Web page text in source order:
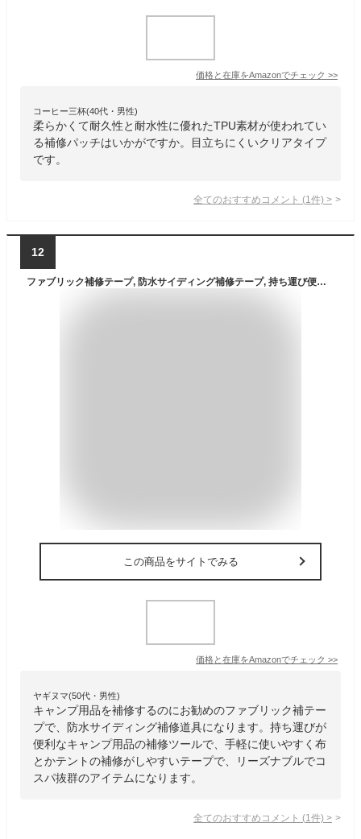
価格と在庫をAmazonでチェック >>
コーヒー三杯(40代・男性)
柔らかくて耐久性と耐水性に優れたTPU素材が使われてい
る補修パッチはいかがですか。目立ちにくいクリアタイプ
です。
全てのおすすめコメント (1 件) >
12
ファブリック補修テープ, 防水サイディング補修テープ, 持ち運び便利なキャンプ用品、防水補修ツールでボートカバーや日よけ、ソファに対応
この商品をサイトでみる
価格と在庫をAmazonでチェック >>
ヤギヌマ(50代・男性)
キャンプ用品を補修するのにお勧めのファブリック補テー
プで、防水サイディング補修道具になります。持ち運びが
便利なキャンプ用品の補修ツールで、手軽に使いやすく布
とかテントの補修がしやすいテープで、リーズナブルでコ
スパ抜群のアイテムになります。
全てのおすすめコメント (1 件) >